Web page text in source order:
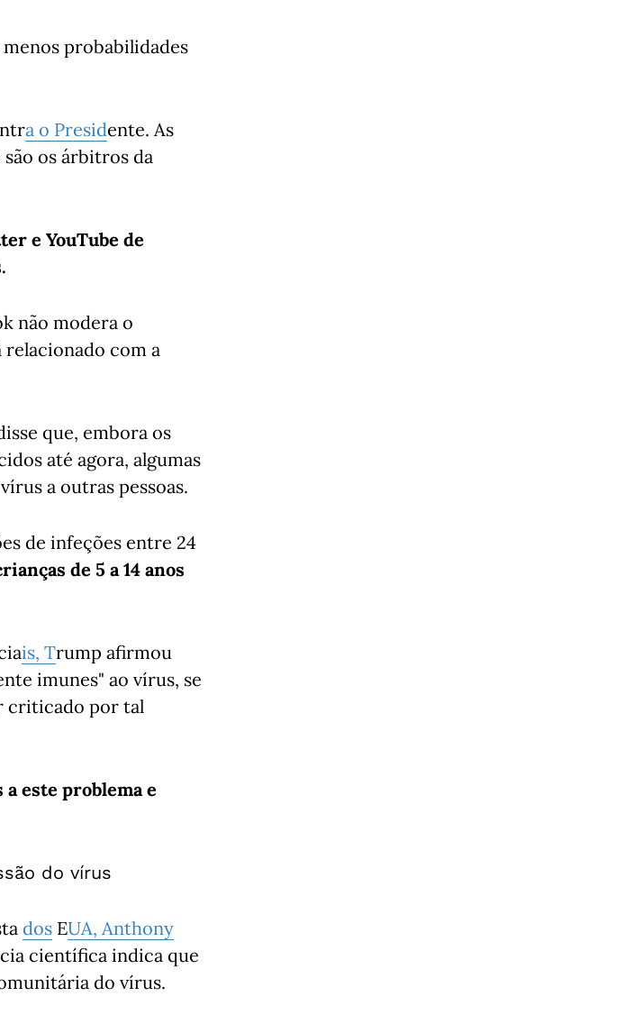
probabilidades
a o Presidente. As
são os árbitros da
e YouTube de
não modera o
com a
que, embora os
até agora, algumas
a outras pessoas.
de infeções entre 24
de 5 a 14 anos
is, Trump afirmou
imunes" ao vírus, se
criticado por tal
este problema e
do vírus
dos EUA, Anthony
científica indica que
do vírus.